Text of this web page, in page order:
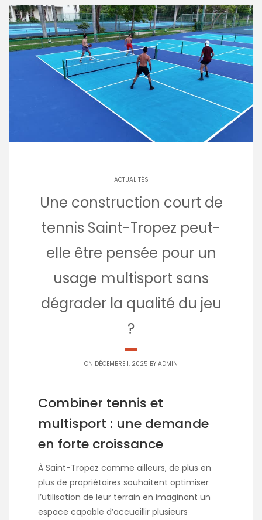
ACTUALITÉS
Une construction court de
tennis Saint-Tropez peut-
elle être pensée pour un
usage multisport sans
dégrader la qualité du jeu
?
ON DÉCEMBRE 1, 2025 BY ADMIN
Combiner tennis et
multisport : une demande
en forte croissance
À Saint-Tropez comme ailleurs, de plus en
plus de propriétaires souhaitent optimiser
l’utilisation de leur terrain en imaginant un
espace capable d’accueillir plusieurs